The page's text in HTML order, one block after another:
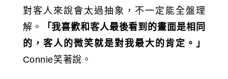
對客人來說會太過抽象，不一定能全盤理
解。
「我喜歡和客人最後看到的畫面是相同
的，客人的微笑就是對我最大的肯定。」
Connie笑著說。